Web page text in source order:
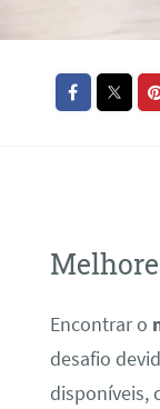
Encontrar o
desafio
disponíveis,